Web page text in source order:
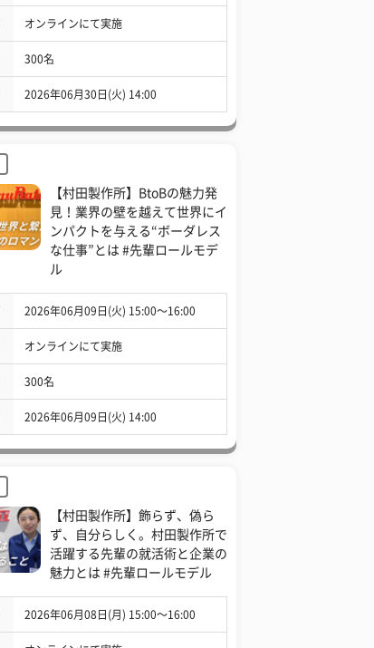
オンラインにて実施
300名
2026年06月30日(火) 14:00
【村田製作所】BtoBの魅力発
見！業界の壁を越えて世界にイ
ンパクトを与える“ボーダレス
な仕事”とは #先輩ロールモデ
ル
2026年06月09日(火) 15:00〜16:00
オンラインにて実施
300名
2026年06月09日(火) 14:00
【村田製作所】飾らず、偽ら
ず、自分らしく。村田製作所で
活躍する先輩の就活術と企業の
魅力とは #先輩ロールモデル
2026年06月08日(月) 15:00〜16:00